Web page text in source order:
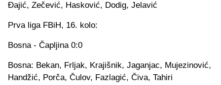
Đajić, Zečević, Hasković, Dodig, Jelavić
Prva liga FBiH, 16. kolo:
Bosna - Čapljina 0:0
Bosna: Bekan, Frljak, Krajišnik, Jaganjac, Mujezinović,
Handžić, Porča, Čulov, Fazlagić, Čiva, Tahiri